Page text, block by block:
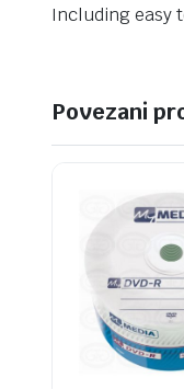
Including easy
Povezani